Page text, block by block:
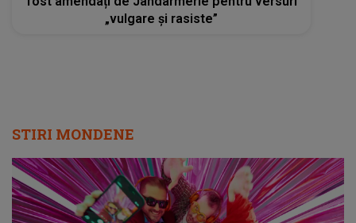
Radio Impuls cucerește tot mai mulți